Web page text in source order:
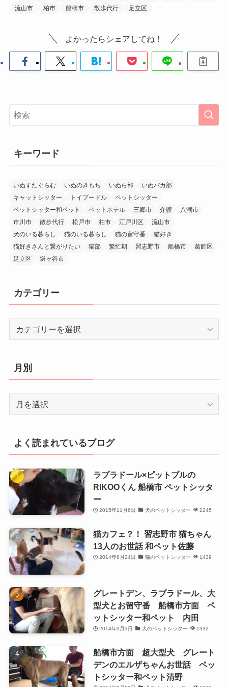
流山市
柏市 船橋市 散歩代行 足立区
よかったらシェアしてね！
キーワード
いぬすたぐらむ いぬのきもち いぬら部
いぬバカ部
キャットシッター
トイプードル
ペットシッター
ペットシッター和ペット
ペットホテル 三郷市 介護
八潮市
市川市
散歩代行 松戸市 柏市 江戸川区
流山市
犬のいる暮らし
猫のいる暮らし 猫の留守番
猫好き
猫好きさんと繋がりたい
猫部 繁忙期 習志野市 船橋市
葛飾区
足立区
鎌ヶ谷市
カテゴリー
リ
ー
月別
よく読まれているブログ
ラブラドール×ピットブルの
RIKOOくん 船橋市 ペットシッタ
ー
2015年11月6日 犬のペットシッター 2245
猫カフェ？！ 習志野市 猫ちゃん
13人のお世話 和ペット佐藤
2014年8月24日 猫のペットシッター 1439
グレートデン、ラブラドール、大
型犬とお留守番 船橋市方面 ペ
ットシッター和ペット 内田
2014年9月3日 犬のペットシッター 1332
船橋市方面 超大型犬 グレート
デンのエルザちゃんお世話 ペッ
トシッター和ペット清野